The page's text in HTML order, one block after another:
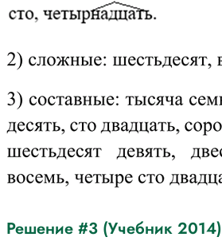
Решение #3 (Учебник 2014)